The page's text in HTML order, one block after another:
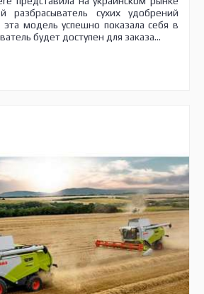
разбрасыватель сухих удобрений
модель успешно показала себя в
будет доступен для заказа...